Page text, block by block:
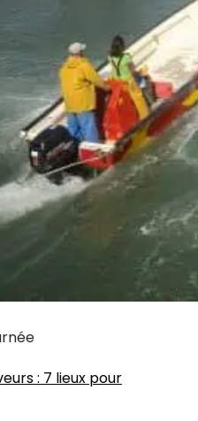
: 7 lieux pour